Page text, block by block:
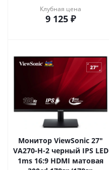
Клубная цена
9 125 ₽
Монитор ViewSonic 27"
VA270-H-2 черный IPS LED
1ms 16:9 HDMI матовая